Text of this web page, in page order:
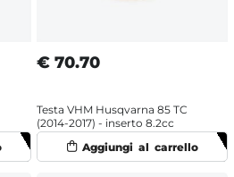
€ 70.70
Testa VHM Husqvarna 85 TC
(2014-2017) - inserto 8.2cc